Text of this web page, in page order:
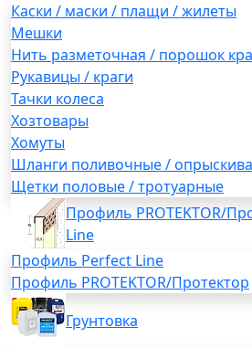
Каски / маски / плащи / жилеты
Мешки
Нить разметочная / порошок
Рукавицы / краги
Тачки колеса
Хозтовары
Хомуты
Шланги поливочные /
Щетки половые / тротуарные
Профиль PROTEKTOR/
Line
Профиль Perfect Line
Профиль PROTEKTOR/Протектор
Грунтовка